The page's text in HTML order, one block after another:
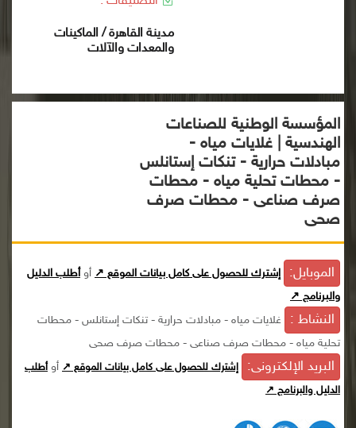
مدينة القاهرة / الماكينات
والمعدات والآلات
المؤسسة الوطنية للصناعات
الهندسية | غلايات مياه -
مبادلات حرارية - تنكات إستانلس
- محطات تحلية مياه - محطات
صرف صناعى - محطات صرف
صحى
الموبايل: إشترك للحصول على كامل بيانات الموقع ↗ أوأطلب الدليل
والبرنامج ↗
النشاط :
غلايات مياه - مبادلات حرارية - تنكات إستانلس - محطات
تحلية مياه - محطات صرف صناعى - محطات صرف صحى
البريد الإلكترونى: إشترك للحصول على كامل بيانات الموقع ↗ أوأطلب
الدليل والبرنامج ↗